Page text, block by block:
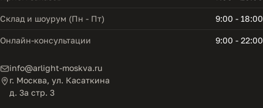
Склад и шоурум (Пн - Пт) 9:00 - 18:00
Онлайн-консультации 9:00 - 22:00
info@arlight-moskva.ru
г. Москва, ул. Касаткина
д. 3а стр. 3